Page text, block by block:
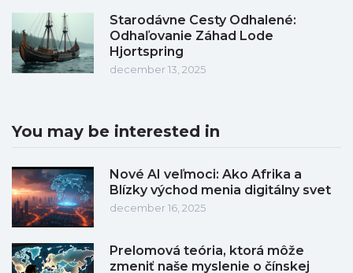
Starodávne Cesty Odhalené:
Odhaľovanie Záhad Lode
Hjortspring
december 13, 2025
You may be interested in
Nové AI veľmoci: Ako Afrika a
Blízky východ menia digitálny svet
december 16, 2025
Prelomová teória, ktorá môže
zmeniť naše myslenie o čínskej